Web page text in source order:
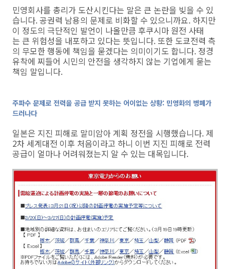
민영회사를 총리가 도산시킨다는 말은 큰 논란을 빚을 수 있
습니다. 공권력 남용의 문제로 비화할 수 있으니까요. 하지만
이 정도의 극단적인 발언이 나올만큼 후쿠시마 원전 사태
는 큰 위험성을 내포하고 있다는 뜻입니다. 또한 도쿄전력 측
의 무모한 행동에 책임을 묻겠다는 의미이기도 합니다. 정경
유착에 찌들어 시민의 안전을 생각하지 않는 기업에게 묻는
책임 말입니다.
주파수 문제로 전력을 공급 받지 못하는 어이없는 상황: 민영화의 병폐가
드러나다
일본은 지진 피해로 말미암아 계획 정전을 시행했습니다. 제
2차 세계대전 이후 처음이라고 하니 이번 지진 피해로 전력
공급이 얼마나 어려워졌는지 알 수 있는 대목입니다.